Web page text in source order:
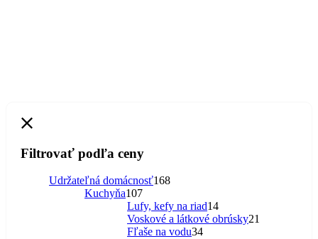
Filtrovať podľa ceny
Udržateľná domácnosť168168
Kuchyňa107107
produktov
Lufy, kefy na riad1414
produktov
Voskové a látkové obrúsky21
Fľaše na vodu3434